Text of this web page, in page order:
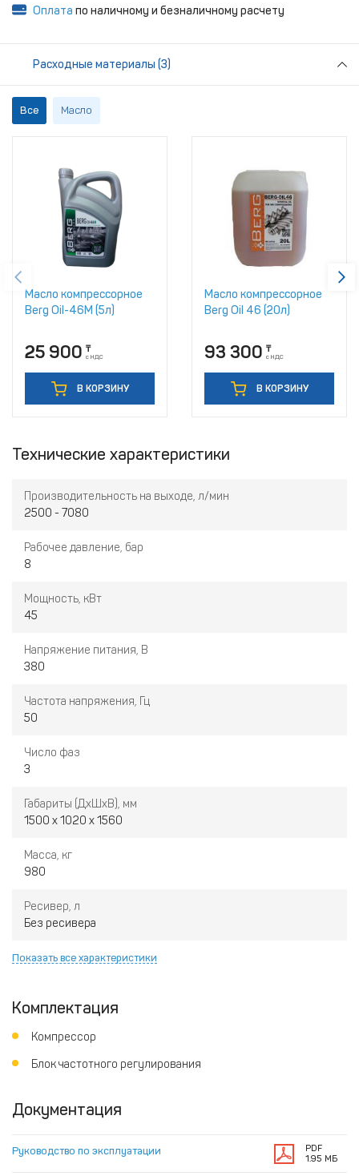
Оплата по наличному и безналичному расчету
Расходные материалы (3)
Все Масло
Масло компрессорное
Berg Oil-46M (5л)
25 900 ₸
с НДС
В КОРЗИНУ
Масло компрессорное
Berg Oil 46 (20л)
93 300 ₸
с НДС
В КОРЗИНУ
Технические характеристики
Производительность на выходе, л/мин
2500 - 7080
Рабочее давление, бар
8
Мощность, кВт
45
Напряжение питания, В
380
Частота напряжения, Гц
50
Число фаз
3
Габариты (ДхШхВ), мм
1500 x 1020 x 1560
Масса, кг
980
Ресивер, л
Без ресивера
Показать все характеристики
Комплектация
Компрессор
Блок частотного регулирования
Документация
Руководство по эксплуатации
PDF
1.95 МБ